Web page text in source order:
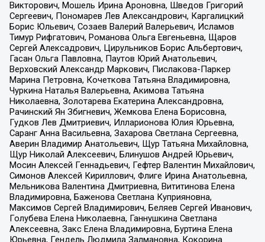
Викторович, Мошель Ирина Ароновна, Шведов Григорий
Сергеевич, Пономарев Лев Александрович, Каргалицкий
Борис Юльевич, Созаев Валерий Валерьевич, Исламов
Тимур Рифгатович, Романова Ольга Евгеньевна, Щаров
Сергей Алексадрович, Цирульников Борис Альбертович,
Гасан Ольга Павловна, Паутов Юрий Анатольевич,
Верховский Александр Маркович, Пислакова-Паркер
Марина Петровна, Кочеткова Татьяна Владимировна,
Чуркина Наталья Валерьевна, Акимова Татьяна
Николаевна, Золотарева Екатерина Александровна,
Рачинский Ян Збигневич, Жемкова Елена Борисовна,
Гудков Лев Дмитриевич, Илларионова Юлия Юрьевна,
Саранг Анна Васильевна, Захарова Светлана Сергеевна,
Аверин Владимир Анатольевич, Щур Татьяна Михайловна,
Щур Николай Алексеевич, Блинушов Андрей Юрьевич,
Мосин Алексей Геннадьевич, Гефтер Валентин Михайлович,
Симонов Алексей Кириллович, Флиге Ирина Анатольевна,
Мельникова Валентина Дмитриевна, Вититинова Елена
Владимировна, Баженова Светлана Куприяновна,
Максимов Сергей Владимирович, Беляев Сергей Иванович,
Голубева Елена Николаевна, Ганнушкина Светлана
Алексеевна, Закс Елена Владимировна, Буртина Елена
Юрьевна, Гендель Людмила Залмановна, Кокорина